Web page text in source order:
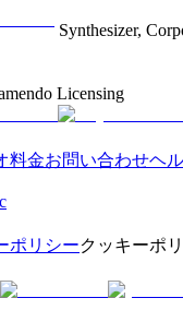
Synthesizer,
Licensing
料金お問い合わせヘ
ポリシークッキーポ